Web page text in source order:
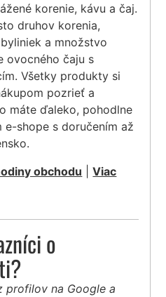
korenie, kávu a čaj.
druhov korenia,
a množstvo
ovocného čaju s
Všetky produkty si
pozrieť a
máte ďaleko, pohodlne
e-shope s doručením až
obchodu |Viac
o
profilov na Google a